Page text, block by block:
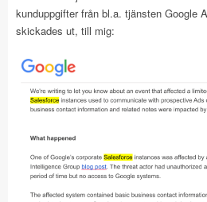
kunduppgifter från bl.a. tjänsten Google
skickades ut, till mig: